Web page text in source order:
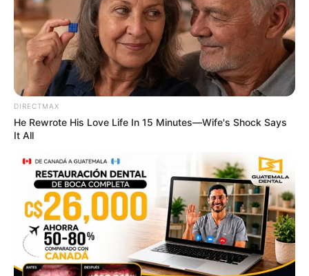
$30k In Debt Relief Scandal: What Financial
Institutions Quietly Conceal
JG WENTWORTH
DIRECTMAX
He Rewrote His Love Life In 15 Minutes—Wife's Shock Says
It All